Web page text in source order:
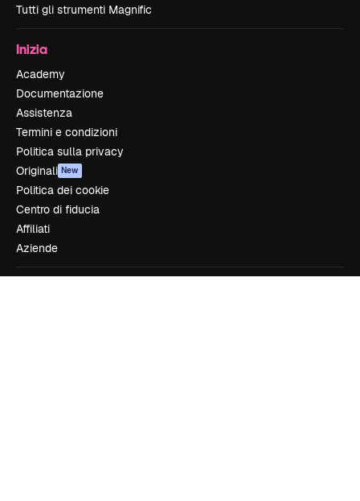
Tutti gli strumenti Magnific
Inizia
Academy
Documentazione
Assistenza
Termini e condizioni
Politica sulla privacy
Originali New
Politica dei cookie
Centro di fiducia
Affiliati
Aziende